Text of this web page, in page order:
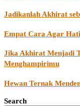
Jadikanlah Akhirat
Empat Cara Agar
Jika Akhirat Menjadi
Menghampirimu
Hewan Ternak
Search